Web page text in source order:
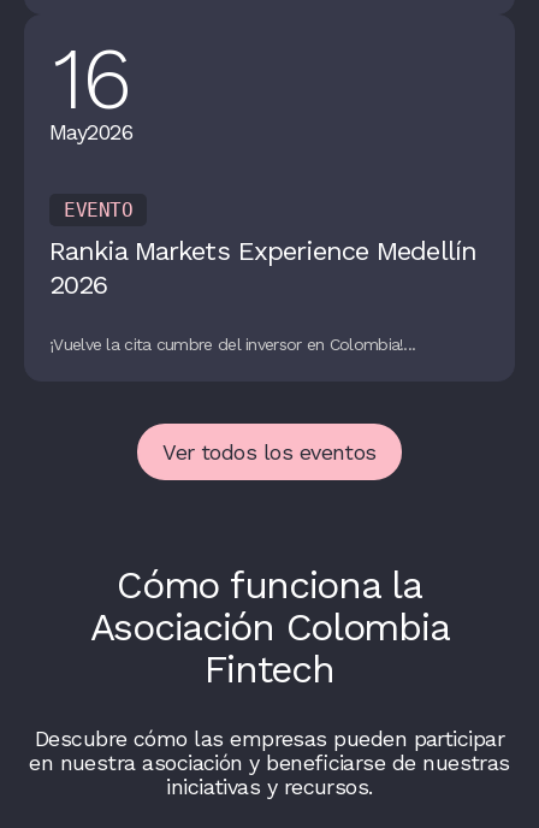
16
May2026
EVENTO
Rankia Markets Experience Medellín
2026
¡Vuelve la cita cumbre del inversor en Colombia!...
Ver todos los eventos
Cómo funciona la
Asociación Colombia
Fintech
Descubre cómo las empresas pueden participar
en nuestra asociación y beneficiarse de nuestras
iniciativas y recursos.